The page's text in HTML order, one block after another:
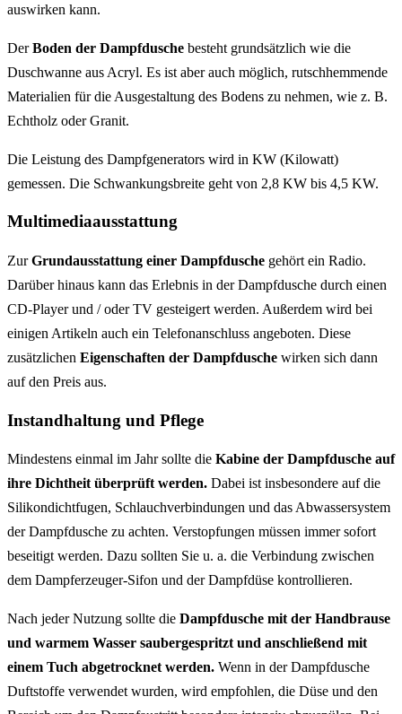
auswirken kann.
DerBoden der Dampfdusche besteht grundsätzlich wie die
Duschwanne aus Acryl. Es ist aber auch möglich, rutschhemmende
Materialien für die Ausgestaltung des Bodens zu nehmen, wie z. B.
Echtholz oder Granit.
Die Leistung des Dampfgenerators wird in KW (Kilowatt)
gemessen. Die Schwankungsbreite geht von 2,8 KW bis 4,5 KW.
Multimediaausstattung
ZurGrundausstattung einer Dampfdusche gehört ein Radio.
Darüber hinaus kann das Erlebnis in der Dampfdusche durch einen
CD-Player und / oder TV gesteigert werden. Außerdem wird bei
einigen Artikeln auch ein Telefonanschluss angeboten. Diese
zusätzlichen Eigenschaften der Dampfdusche wirken sich dann
auf den Preis aus.
Instandhaltung und Pflege
Mindestens einmal im Jahr sollte die Kabine der Dampfdusche auf
ihre Dichtheit überprüft werden. Dabei ist insbesondere auf die
Silikondichtfugen, Schlauchverbindungen und das Abwassersystem
der Dampfdusche zu achten. Verstopfungen müssen immer sofort
beseitigt werden. Dazu sollten Sie u. a. die Verbindung zwischen
dem Dampferzeuger-Sifon und der Dampfdüse kontrollieren.
Nach jeder Nutzung sollte die Dampfdusche mit der Handbrause
und warmem Wasser saubergespritzt und anschließend mit
einem Tuch abgetrocknet werden. Wenn in der Dampfdusche
Duftstoffe verwendet wurden, wird empfohlen, die Düse und den